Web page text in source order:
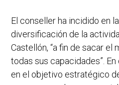
El conseller ha incidido en
diversificación de la
Castellón, “a fin de sacar el
todas sus capacidades”.
en el objetivo estratégico